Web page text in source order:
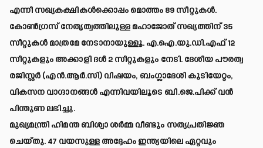
എന്നീ സഖ്യകക്ഷികൾക്കൊപ്പം മൊത്തം 89 സീറ്റുകൾ.
കോൺഗ്രസ് നേതൃത്വത്തിലുള്ള മഹാജോത് സഖ്യത്തിന് 35
സീറ്റുകൾ മാത്രമേ നേടാനായുള്ളൂ. എ.ഐ.യു.ഡി.എഫ് 12
സീറ്റുകളും അക്കാളി ദൾ 2 സീറ്റുകളും നേടി. ദേശീയ പൗരത്വ
രജിസ്റ്റർ (എൻ.ആർ.സി) വിഷയം, ബംഗ്ലാദേശി കുടിയേറ്റം,
വികസന വാഗ്ദാനങ്ങൾ എന്നിവയിലൂടെ ബി.ജെ.പിക്ക് വൻ
പിന്തുണ ലഭിച്ചു.
മുഖ്യമന്ത്രി ഹിമന്ത ബിശ്വാ ശർമ്മ വീണ്ടും സത്യപ്രതിജ്ഞ
ചെയ്തു. 47 വയസുള്ള അദ്ദേഹം ഇന്ത്യയിലെ ഏറ്റവും